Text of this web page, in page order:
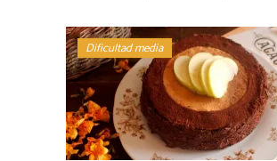
Dificultad media